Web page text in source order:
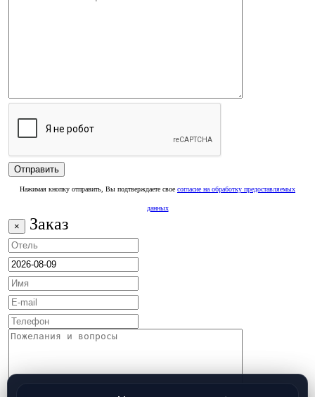
Нажимая кнопку отправить, Вы подтверждаете свое согласие на обработку предоставляемых
данных
× Заказ